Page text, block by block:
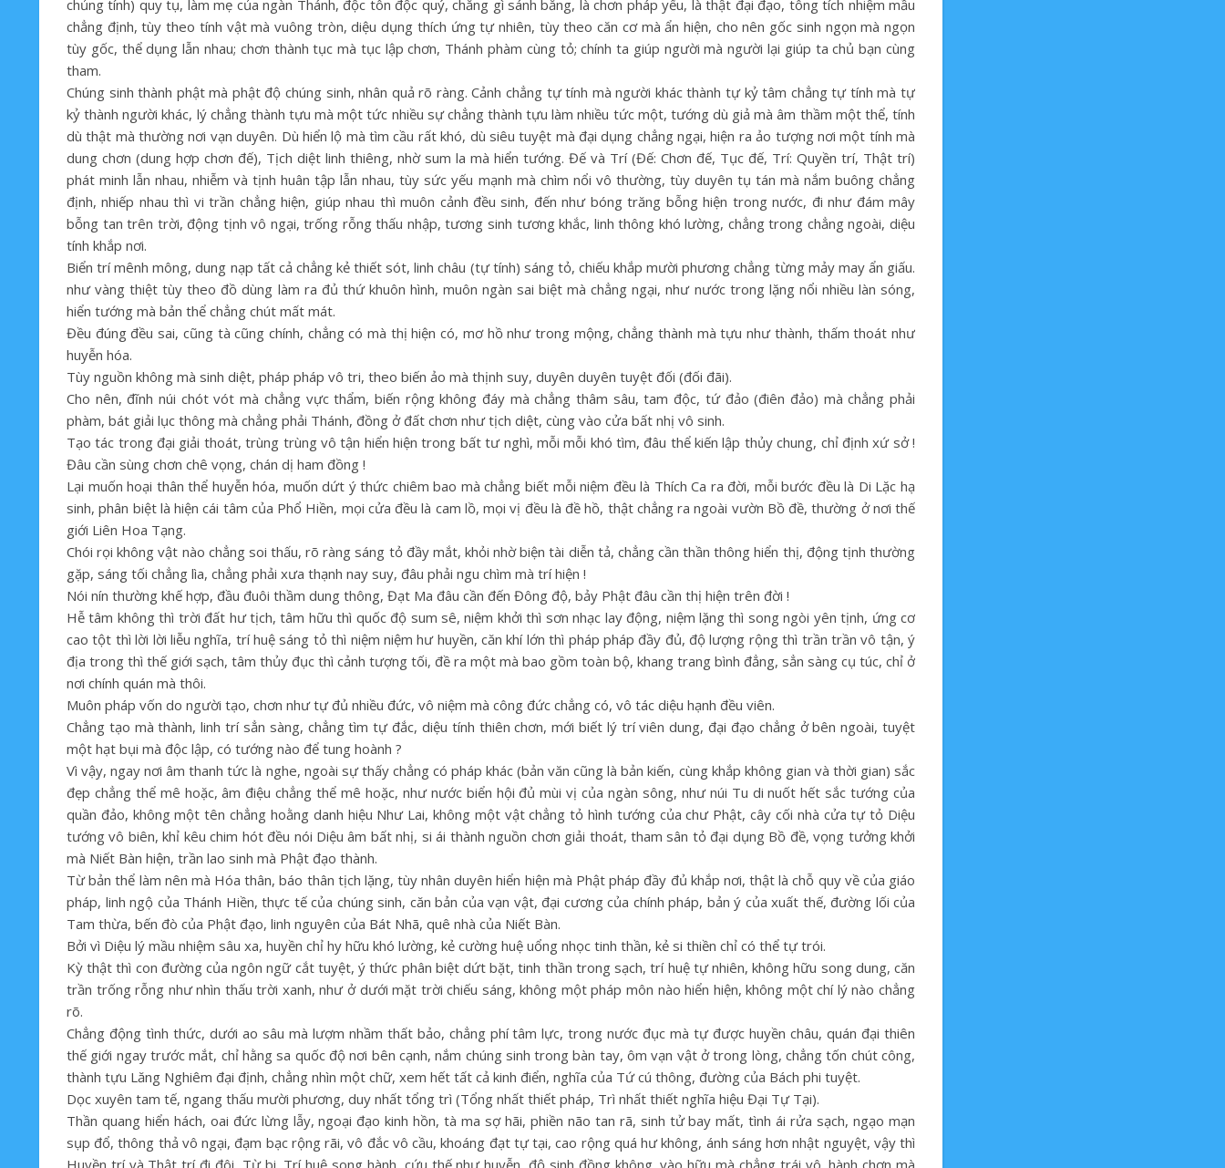
chủng tính) quy tụ, làm mẹ của ngàn Thánh, độc tôn độc quý, chẳng gì sánh bằng, là chơn pháp yếu, là thật đại đạo, tông tích nhiệm mầu
chẳng định, tùy theo tính vật mà vuông tròn, diệu dụng thích ứng tự nhiên, tùy theo căn cơ mà ẩn hiện, cho nên gốc sinh ngọn mà ngọn
tùy gốc, thể dụng lẫn nhau; chơn thành tục mà tục lập chơn, Thánh phàm cùng tỏ; chính ta giúp người mà người lại giúp ta chủ bạn cùng
tham.
Chúng sinh thành phật mà phật độ chúng sinh, nhân quả rõ ràng. Cảnh chẳng tự tính mà người khác thành tự kỷ tâm chẳng tự tính mà tự
kỷ thành người khác, lý chẳng thành tựu mà một tức nhiều sự chẳng thành tựu làm nhiều tức một, tướng dù giả mà âm thầm một thể, tính
dù thật mà thường nơi vạn duyên. Dù hiển lộ mà tìm cầu rất khó, dù siêu tuyệt mà đại dụng chẳng ngại, hiện ra ảo tượng nơi một tính mà
dung chơn (dung hợp chơn đế), Tịch diệt linh thiêng, nhờ sum la mà hiển tướng. Đế và Trí (Đế: Chơn đế, Tục đế, Trí: Quyền trí, Thật trí)
phát minh lẫn nhau, nhiễm và tịnh huân tập lẫn nhau, tùy sức yếu mạnh mà chìm nổi vô thường, tùy duyên tụ tán mà nắm buông chẳng
định, nhiếp nhau thì vi trần chẳng hiện, giúp nhau thì muôn cảnh đều sinh, đến như bóng trăng bỗng hiện trong nước, đi như đám mây
bỗng tan trên trời, động tịnh vô ngại, trống rỗng thấu nhập, tương sinh tương khắc, linh thông khó lường, chẳng trong chẳng ngoài, diệu
tính khắp nơi.
Biển trí mênh mông, dung nạp tất cả chẳng kẻ thiết sót, linh châu (tự tính) sáng tỏ, chiếu khắp mười phương chẳng từng mảy may ẩn giấu.
như vàng thiệt tùy theo đồ dùng làm ra đủ thứ khuôn hình, muôn ngàn sai biệt mà chẳng ngại, như nước trong lặng nổi nhiều làn sóng,
hiển tướng mà bản thể chẳng chút mất mát.
Đều đúng đều sai, cũng tà cũng chính, chẳng có mà thị hiện có, mơ hồ như trong mộng, chẳng thành mà tựu như thành, thấm thoát như
huyễn hóa.
Tùy nguồn không mà sinh diệt, pháp pháp vô tri, theo biến ảo mà thịnh suy, duyên duyên tuyệt đối (đối đãi).
Cho nên, đĩnh núi chót vót mà chẳng vực thẩm, biến rộng không đáy mà chẳng thâm sâu, tam độc, tứ đảo (điên đảo) mà chẳng phải
phàm, bát giải lục thông mà chẳng phải Thánh, đồng ở đất chơn như tịch diệt, cùng vào cửa bất nhị vô sinh.
Tạo tác trong đại giải thoát, trùng trùng vô tận hiển hiện trong bất tư nghì, mỗi mỗi khó tìm, đâu thể kiến lập thủy chung, chỉ định xứ sở !
Đâu cần sùng chơn chê vọng, chán dị ham đồng !
Lại muốn hoại thân thể huyễn hóa, muốn dứt ý thức chiêm bao mà chẳng biết mỗi niệm đều là Thích Ca ra đời, mỗi bước đều là Di Lặc hạ
sinh, phân biệt là hiện cái tâm của Phổ Hiền, mọi cửa đều là cam lồ, mọi vị đều là đề hồ, thật chẳng ra ngoài vườn Bồ đề, thường ở nơi thế
giới Liên Hoa Tạng.
Chói rọi không vật nào chẳng soi thấu, rõ ràng sáng tỏ đầy mắt, khỏi nhờ biện tài diễn tả, chẳng cần thần thông hiển thị, động tịnh thường
gặp, sáng tối chẳng lìa, chẳng phải xưa thạnh nay suy, đâu phải ngu chìm mà trí hiện !
Nói nín thường khế hợp, đầu đuôi thầm dung thông, Đạt Ma đâu cần đến Đông độ, bảy Phật đâu cần thị hiện trên đời !
Hễ tâm không thì trời đất hư tịch, tâm hữu thì quốc độ sum sê, niệm khởi thì sơn nhạc lay động, niệm lặng thì song ngòi yên tịnh, ứng cơ
cao tột thì lời lời liễu nghĩa, trí huệ sáng tỏ thì niệm niệm hư huyền, căn khí lớn thì pháp pháp đầy đủ, độ lượng rộng thì trần trần vô tận, ý
địa trong thì thế giới sạch, tâm thủy đục thì cảnh tượng tối, đề ra một mà bao gồm toàn bộ, khang trang bình đẳng, sẳn sàng cụ túc, chỉ ở
nơi chính quán mà thôi.
Muôn pháp vốn do người tạo, chơn như tự đủ nhiều đức, vô niệm mà công đức chẳng có, vô tác diệu hạnh đều viên.
Chẳng tạo mà thành, linh trí sẳn sàng, chẳng tìm tự đắc, diệu tính thiên chơn, mới biết lý trí viên dung, đại đạo chẳng ở bên ngoài, tuyệt
một hạt bụi mà độc lập, có tướng nào để tung hoành ?
Vì vậy, ngay nơi âm thanh tức là nghe, ngoài sự thấy chẳng có pháp khác (bản văn cũng là bản kiến, cùng khắp không gian và thời gian) sắc
đẹp chẳng thể mê hoặc, âm điệu chẳng thể mê hoặc, như nước biển hội đủ mùi vị của ngàn sông, như núi Tu di nuốt hết sắc tướng của
quần đảo, không một tên chẳng hoằng danh hiệu Như Lai, không một vật chẳng tỏ hình tướng của chư Phật, cây cối nhà cửa tự tỏ Diệu
tướng vô biên, khỉ kêu chim hót đều nói Diệu âm bất nhị, si ái thành nguồn chơn giải thoát, tham sân tỏ đại dụng Bồ đề, vọng tưởng khởi
mà Niết Bàn hiện, trần lao sinh mà Phật đạo thành.
Từ bản thể làm nên mà Hóa thân, báo thân tịch lặng, tùy nhân duyên hiển hiện mà Phật pháp đầy đủ khắp nơi, thật là chỗ quy về của giáo
pháp, linh ngộ của Thánh Hiền, thực tế của chúng sinh, căn bản của vạn vật, đại cương của chính pháp, bản ý của xuất thế, đường lối của
Tam thừa, bến đò của Phật đạo, linh nguyên của Bát Nhã, quê nhà của Niết Bàn.
Bởi vì Diệu lý mầu nhiệm sâu xa, huyền chỉ hy hữu khó lường, kẻ cường huệ uổng nhọc tinh thần, kẻ si thiền chỉ có thể tự trói.
Kỳ thật thì con đường của ngôn ngữ cắt tuyệt, ý thức phân biệt dứt bặt, tinh thần trong sạch, trí huệ tự nhiên, không hữu song dung, căn
trần trống rỗng như nhìn thấu trời xanh, như ở dưới mặt trời chiếu sáng, không một pháp môn nào hiển hiện, không một chí lý nào chẳng
rõ.
Chẳng động tình thức, dưới ao sâu mà lượm nhầm thất bảo, chẳng phí tâm lực, trong nước đục mà tự được huyền châu, quán đại thiên
thế giới ngay trước mắt, chỉ hằng sa quốc độ nơi bên cạnh, nắm chúng sinh trong bàn tay, ôm vạn vật ở trong lòng, chẳng tốn chút công,
thành tựu Lăng Nghiêm đại định, chẳng nhìn một chữ, xem hết tất cả kinh điển, nghĩa của Tứ cú thông, đường của Bách phi tuyệt.
Dọc xuyên tam tế, ngang thấu mười phương, duy nhất tổng trì (Tổng nhất thiết pháp, Trì nhất thiết nghĩa hiệu Đại Tự Tại).
Thần quang hiển hách, oai đức lừng lẫy, ngoại đạo kinh hồn, tà ma sợ hãi, phiền não tan rã, sinh tử bay mất, tình ái rửa sạch, ngạo mạn
sụp đổ, thông thả vô ngại, đạm bạc rộng rãi, vô đắc vô cầu, khoáng đạt tự tại, cao rộng quá hư không, ánh sáng hơn nhật nguyệt, vậy thì
Huyền trí và Thật trí đi đôi, Từ bi, Trí huệ song hành, cứu thế như huyễn, độ sinh đồng không, vào hữu mà chẳng trái vô, hành chơn mà